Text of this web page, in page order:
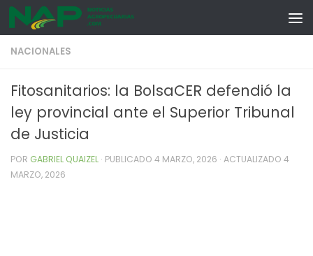
Skip to content
NACIONALES
Fitosanitarios: la BolsaCER defendió la
ley provincial ante el Superior Tribunal
de Justicia
POR GABRIEL QUAIZEL · PUBLICADO 4 MARZO, 2026 · ACTUALIZADO 4
MARZO, 2026